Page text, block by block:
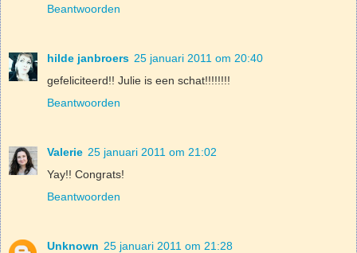
Beantwoorden
hilde janbroers 25 januari 2011 om 20:40
gefeliciteerd!! Julie is een schat!!!!!!!!
Beantwoorden
Valerie 25 januari 2011 om 21:02
Yay!! Congrats!
Beantwoorden
Unknown 25 januari 2011 om 21:28